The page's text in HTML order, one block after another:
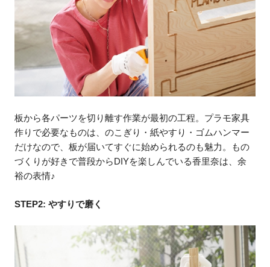
板から各パーツを切り離す作業が最初の工程。プラモ家具
作りで必要なものは、のこぎり・紙やすり・ゴムハンマー
だけなので、板が届いてすぐに始められるのも魅力。もの
づくりが好きで普段からDIYを楽しんでいる香里奈は、余
裕の表情♪
STEP2: やすりで磨く